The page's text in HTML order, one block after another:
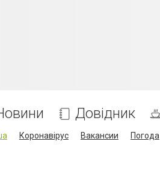
Довідник
Коронавірус Вакансии Погода